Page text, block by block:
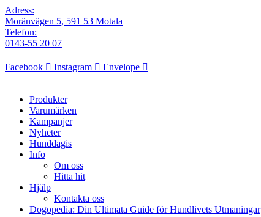
Adress:
Moränvägen 5, 591 53 Motala
Telefon:
0143-55 20 07
Facebook Instagram Envelope
Produkter
Varumärken
Kampanjer
Nyheter
Hunddagis
Info
Om oss
Hitta hit
Hjälp
Kontakta oss
Dogopedia: Din Ultimata Guide för Hundlivets Utmaningar